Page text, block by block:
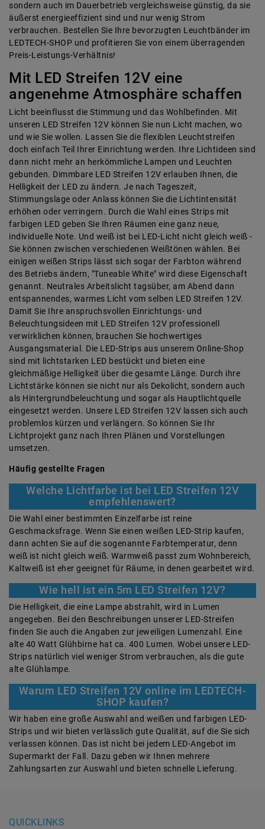
sondern auch im Dauerbetrieb vergleichsweise günstig, da sie
äußerst energieeffizient sind und nur wenig Strom
verbrauchen. Bestellen Sie Ihre bevorzugten Leuchtbänder im
LEDTECH-SHOP und profitieren Sie von einem überragenden
Preis-Leistungs-Verhältnis!
Mit LED Streifen 12V eine
angenehme Atmosphäre schaffen
Licht beeinflusst die Stimmung und das Wohlbefinden. Mit
unseren LED Streifen 12V können Sie nun Licht machen, wo
und wie Sie wollen. Lassen Sie die flexiblen Leuchtstreifen
doch einfach Teil Ihrer Einrichtung werden. Ihre Lichtideen sind
dann nicht mehr an herkömmliche Lampen und Leuchten
gebunden. Dimmbare LED Streifen 12V erlauben Ihnen, die
Helligkeit der LED zu ändern. Je nach Tageszeit,
Stimmungslage oder Anlass können Sie die Lichtintensität
erhöhen oder verringern. Durch die Wahl eines Strips mit
farbigen LED geben Sie Ihren Räumen eine ganz neue,
individuelle Note. Und weiß ist bei LED-Licht nicht gleich weiß -
Sie können zwischen verschiedenen Weißtönen wählen. Bei
einigen weißen Strips lässt sich sogar der Farbton während
des Betriebs ändern, "Tuneable White" wird diese Eigenschaft
genannt. Neutrales Arbeitslicht tagsüber, am Abend dann
entspannendes, warmes Licht vom selben LED Streifen 12V.
Damit Sie Ihre anspruchsvollen Einrichtungs- und
Beleuchtungsideen mit LED Streifen 12V professionell
verwirklichen können, brauchen Sie hochwertiges
Ausgangsmaterial. Die LED-Strips aus unserem Online-Shop
sind mit lichtstarken LED bestückt und bieten eine
gleichmäßige Helligkeit über die gesamte Länge. Durch ihre
Lichtstärke können sie nicht nur als Dekolicht, sondern auch
als Hintergrundbeleuchtung und sogar als Hauptlichtquelle
eingesetzt werden. Unsere LED Streifen 12V lassen sich auch
problemlos kürzen und verlängern. So können Sie Ihr
Lichtprojekt ganz nach Ihren Plänen und Vorstellungen
umsetzen.
Häufig gestellte Fragen
Welche Lichtfarbe ist bei LED Streifen 12V
empfehlenswert?
Die Wahl einer bestimmten Einzelfarbe ist reine
Geschmacksfrage. Wenn Sie einen weißen LED-Strip kaufen,
dann achten Sie auf die sogenannte Farbtemperatur, denn
weiß ist nicht gleich weiß. Warmweiß passt zum Wohnbereich,
Kaltweiß ist eher geeignet für Räume, in denen gearbeitet wird.
Wie hell ist ein 5m LED Streifen 12V?
Die Helligkeit, die eine Lampe abstrahlt, wird in Lumen
angegeben. Bei den Beschreibungen unserer LED-Streifen
finden Sie auch die Angaben zur jeweiligen Lumenzahl. Eine
alte 40 Watt Glühbirne hat ca. 400 Lumen. Wobei unsere LED-
Strips natürlich viel weniger Strom verbrauchen, als die gute
alte Glühlampe.
Warum LED Streifen 12V online im LEDTECH-
SHOP kaufen?
Wir haben eine große Auswahl and weißen und farbigen LED-
Strips und wir bieten verlässlich gute Qualität, auf die Sie sich
verlassen können. Das ist nicht bei jedem LED-Angebot im
Supermarkt der Fall. Dazu geben wir Ihnen mehrere
Zahlungsarten zur Auswahl und bieten schnelle Lieferung.
QUICKLINKS